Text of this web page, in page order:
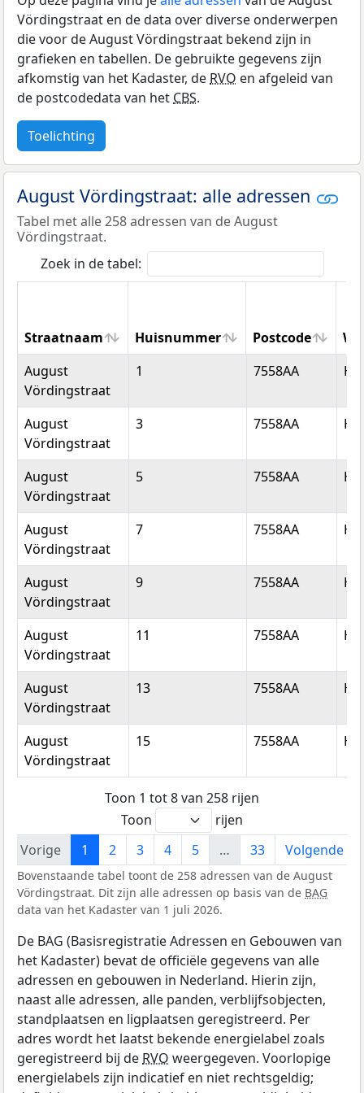
Vördingstraat en de data over diverse onderwerpen
die voor de August Vördingstraat bekend zijn in
grafieken en tabellen. De gebruikte gegevens zijn
afkomstig van het Kadaster, deRVO en afgeleid van
de postcodedata van hetCBS.
Toelichting
August Vördingstraat: alle adressen
Tabel met alle 258 adressen van de August
Vördingstraat.
Zoek in de tabel:
Straatnaam Huisnummer Postcode
Straatnaam
Huisnummer Postcode
August
Vördingstraat
1 7558AA
August
Vördingstraat
3 7558AA
August
Vördingstraat
5 7558AA
August
Vördingstraat
7 7558AA
August
Vördingstraat
9 7558AA
August
Vördingstraat
11 7558AA
August
Vördingstraat
13 7558AA
August
Vördingstraat
15 7558AA
Toon 1 tot 8 van 258 rijen
Toon
rijen
Vorige
1 2 3 4 5 … 33 Volgende
Bovenstaande tabel toont de 258 adressen van de August
Vördingstraat. Dit zijn alle adressen op basis van de BAG
data van het Kadaster van 1 juli 2026.
De BAG (Basisregistratie Adressen en Gebouwen van
het Kadaster) bevat de officiële gegevens van alle
adressen en gebouwen in Nederland. Hierin zijn,
naast alle adressen, alle panden, verblijfsobjecten,
standplaatsen en ligplaatsen geregistreerd. Per
adres wordt het laatst bekende energielabel zoals
geregistreerd bij de RVO weergegeven. Voorlopige
energielabels zijn indicatief en niet rechtsgeldig;